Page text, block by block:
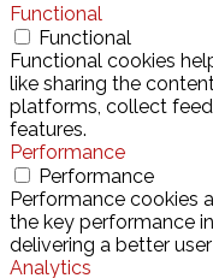
Functional
Functional
Functional cookies
like sharing the
platforms, collect
features.
Performance
Performance
Performance cookies
the key performance
delivering a better
Analytics